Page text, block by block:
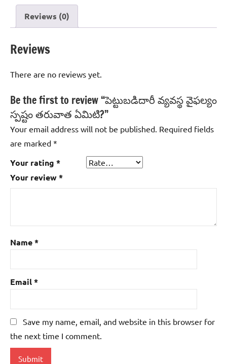
ఏమిటి?
quantity
Reviews (0)
Reviews
There are no reviews yet.
Be the first to review “పెట్టుబడిదారీ వ్యవస్థ వైఫల్యం
స్పష్టం తరువాత ఏమిటి?”
Your email address will not be published. Required fields
are marked *
Your rating *
Your review*
Name*
Email*
Save my name, email, and website in this browser for
the next time I comment.